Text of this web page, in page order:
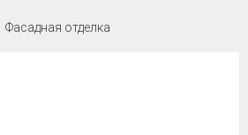
Фасадная отделка